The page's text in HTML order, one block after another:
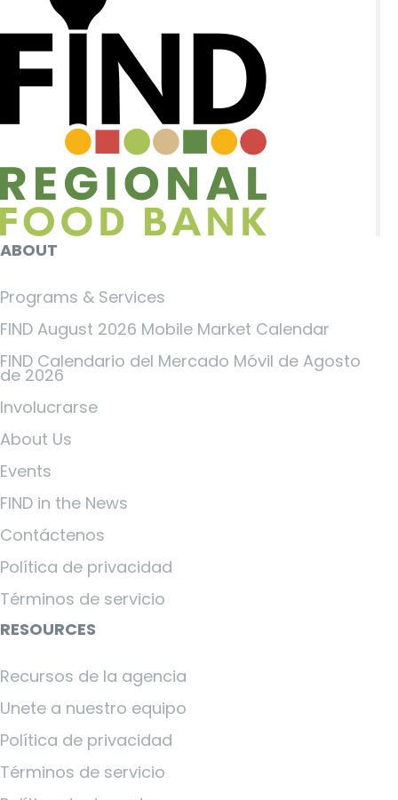
ABOUT
Programs & Services
FIND August 2026 Mobile Market Calendar
FIND Calendario del Mercado Móvil de Agosto
de 2026
Involucrarse
About Us
Events
FIND in the News
Contáctenos
Política de privacidad
Términos de servicio
RESOURCES
Recursos de la agencia
Unete a nuestro equipo
Política de privacidad
Términos de servicio